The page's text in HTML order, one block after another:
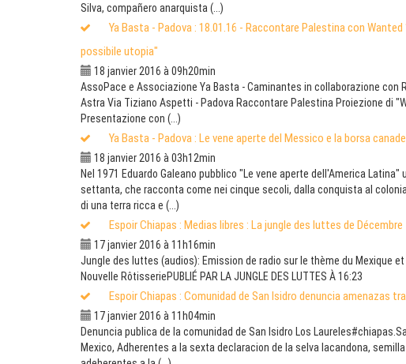
Silva, compañero anarquista (...)
Ya Basta - Padova : 18.01.16 - Raccontare Palestina con
possibile utopia"
18 janvier 2016 à 09h20min
AssoPace e Associazione Ya Basta - Caminantes in collaborazione con
Astra Via Tiziano Aspetti - Padova Raccontare Palestina Proiezione di
Presentazione con (...)
Ya Basta - Padova : Le vene aperte del Messico e la borsa
18 janvier 2016 à 03h12min
Nel 1971 Eduardo Galeano pubblico "Le vene aperte dell'America
settanta, che racconta come nei cinque secoli, dalla conquista al
di una terra ricca e (...)
Espoir Chiapas : Medias libres : La jungle des luttes de Décembre
17 janvier 2016 à 11h16min
Jungle des luttes (audios): Emission de radio sur le thème du Mexique
Nouvelle RôtisseriePUBLIÉ PAR LA JUNGLE DES LUTTES À 16:23
Espoir Chiapas : Comunidad de San Isidro denuncia amenazas
17 janvier 2016 à 11h04min
Denuncia publica de la comunidad de San Isidro Los
Mexico, Adherentes a la sexta declaracion de la selva lacandona,